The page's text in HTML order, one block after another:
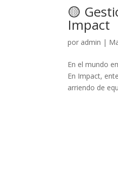
🟡
Impact
por admin |
En el mundo
En Impact,
arriendo de